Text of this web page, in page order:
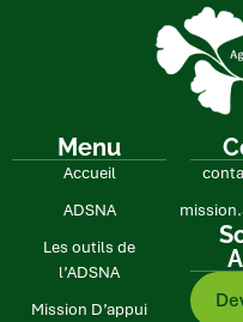
Menu
Accueil
ADSNA
Les outils de
l’ADSNA
Mission D’appui